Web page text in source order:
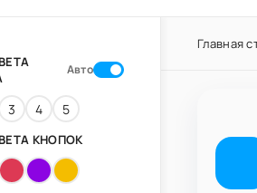
Главная
Авто
3 4 5
КНОПОК